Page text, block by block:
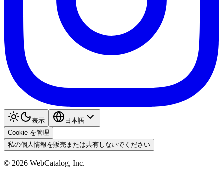
表示
日本語
Cookie を管理
私の個人情報を販売または共有しないでください
© 2026 WebCatalog, Inc.